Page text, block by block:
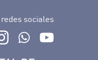
sociales
Auditorio de Tenerife en
perfil de Auditorio de Tenerife
Ir a perfil de Auditorio de
Ir al Boletín